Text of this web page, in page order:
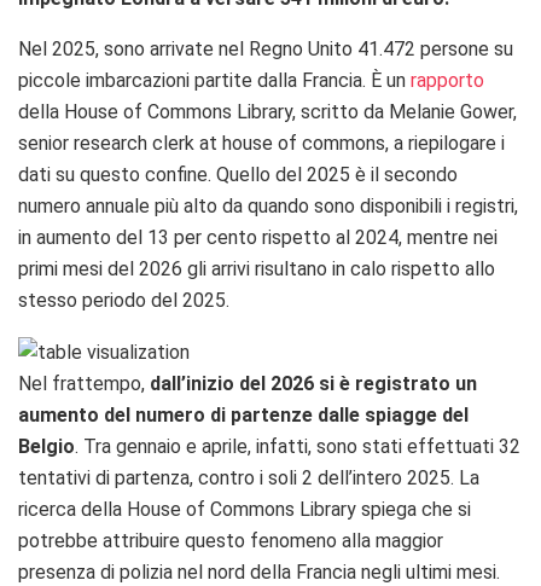
Nel 2025, sono arrivate nel Regno Unito 41.472 persone su
piccole imbarcazioni partite dalla Francia. È un rapporto
della House of Commons Library, scritto da Melanie Gower,
senior research clerk at house of commons, a riepilogare i
dati su questo confine. Quello del 2025 è il secondo
numero annuale più alto da quando sono disponibili i registri,
in aumento del 13 per cento rispetto al 2024, mentre nei
primi mesi del 2026 gli arrivi risultano in calo rispetto allo
stesso periodo del 2025.
Nel frattempo, dall’inizio del 2026 si è registrato un
aumento del numero di partenze dalle spiagge del
Belgio. Tra gennaio e aprile, infatti, sono stati effettuati 32
tentativi di partenza, contro i soli 2 dell’intero 2025. La
ricerca della House of Commons Library spiega che si
potrebbe attribuire questo fenomeno alla maggior
presenza di polizia nel nord della Francia negli ultimi mesi.